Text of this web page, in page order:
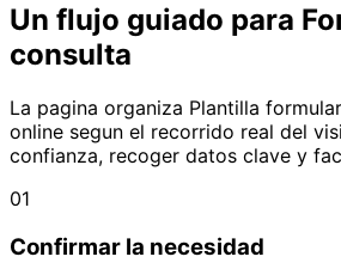
Un flujo guiado para
consulta
La pagina organiza Plantilla
online segun el recorrido real del
confianza, recoger datos clave y
01
Confirmar la necesidad